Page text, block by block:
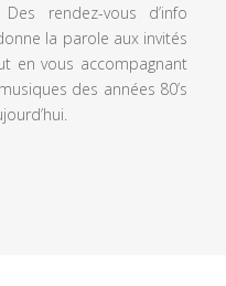
rendez-vous d’info
la parole aux invités
en vous accompagnant
des années 80’s